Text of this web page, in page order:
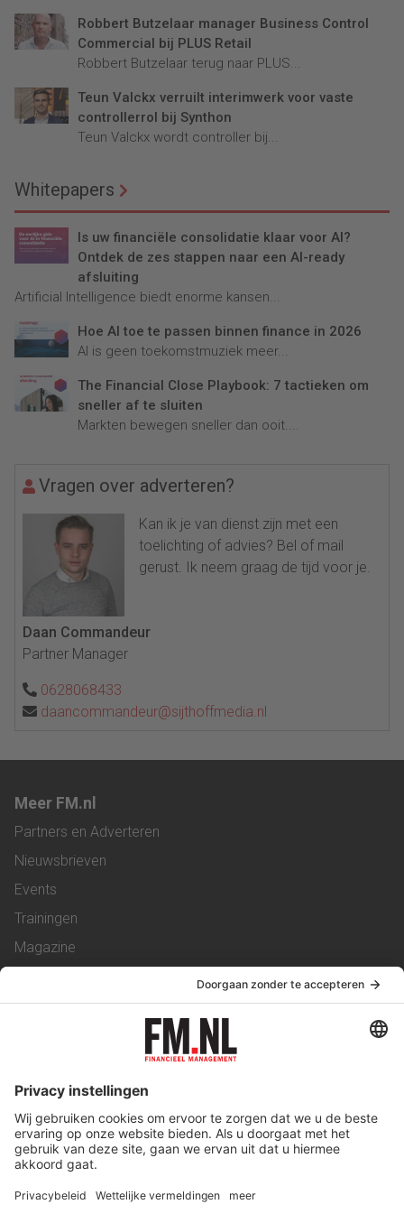
Robbert Butzelaar manager Business Control
Commercial bij PLUS Retail
Robbert Butzelaar terug naar PLUS...
Teun Valckx verruilt interimwerk voor vaste
controllerrol bij Synthon
Teun Valckx wordt controller bij...
Whitepapers
Is uw financiële consolidatie klaar voor AI?
Ontdek de zes stappen naar een AI-ready
afsluiting
Artificial Intelligence biedt enorme kansen...
Hoe AI toe te passen binnen finance in 2026
AI is geen toekomstmuziek meer...
The Financial Close Playbook: 7 tactieken om
sneller af te sluiten
Markten bewegen sneller dan ooit....
Vragen over adverteren?
Kan ik je van dienst zijn met een
toelichting of advies? Bel of mail
gerust. Ik neem graag de tijd voor je.
Daan Commandeur
Partner Manager
0628068433
daancommandeur@sijthoffmedia.nl
Meer FM.nl
Partners en Adverteren
Nieuwsbrieven
Events
Trainingen
Magazine
Service & Contact
Werken bij ons
Privacy Statement
Algemene Voorwaarden